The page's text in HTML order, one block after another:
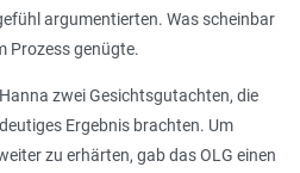
argumentierten. Was scheinbar
Prozess genügte.
zwei Gesichtsgutachten, die
Ergebnis brachten. Um
zu erhärten, gab das OLG einen